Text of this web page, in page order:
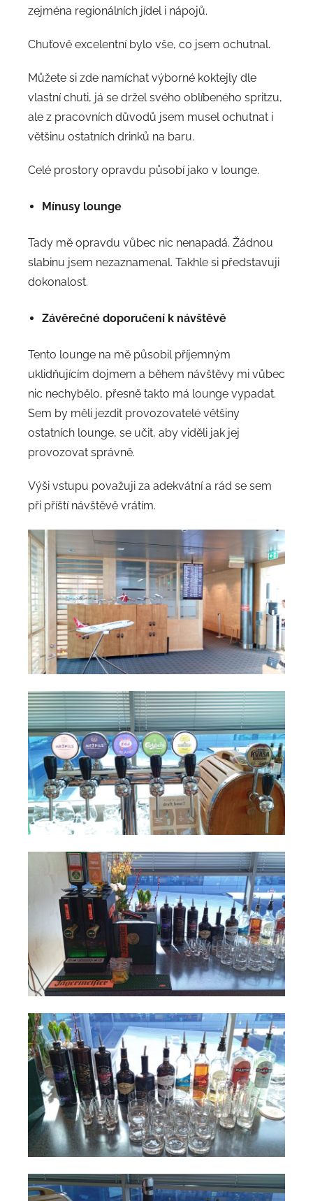
zejména regionálních jídel i nápojů.
Chuťově excelentní bylo vše, co jsem ochutnal.
Můžete si zde namíchat výborné koktejly dle
vlastní chuti, já se držel svého oblíbeného spritzu,
ale z pracovních důvodů jsem musel ochutnat i
většinu ostatních drinků na baru.
Celé prostory opravdu působí jako v lounge.
Mínusy lounge
Tady mě opravdu vůbec nic nenapadá. Žádnou
slabinu jsem nezaznamenal. Takhle si představuji
dokonalost.
Závěrečné doporučení k návštěvě
Tento lounge na mě působil příjemným
uklidňujícím dojmem a během návštěvy mi vůbec
nic nechybělo, přesně takto má lounge vypadat.
Sem by měli jezdit provozovatelé většiny
ostatních lounge, se učit, aby viděli jak jej
provozovat správně.
Výši vstupu považuji za adekvátní a rád se sem
při příští návštěvě vrátím.